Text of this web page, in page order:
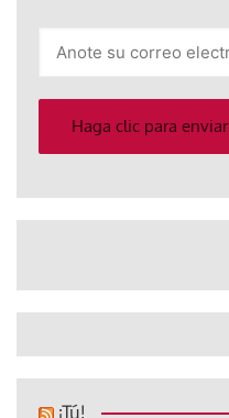
electrónico
Haga clic para enviar